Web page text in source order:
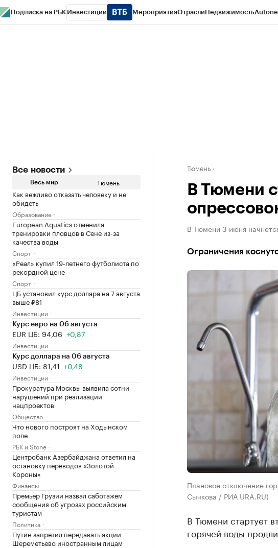
Подписка на РБК Инвестиции МероприятияОтраслиНедвижимость
Все новости
Весь мир Тюмень
Как вежливо отказать человеку и не
обидеть
Образование
European Aquatics отменила
тренировки пловцов в Сене из-за
качества воды
Спорт
«Реал» купил 19-летнего футболиста по
рекордной цене
Спорт
ЦБ установил курс доллара на 7 августа
выше ₽81
Инвестиции
Курс евро на 06 августа
EUR ЦБ: 94,06 +0,87
Инвестиции
Курс доллара на 06 августа
USD ЦБ: 81,41 +0,48
Инвестиции
Прокуратура Москвы выявила сотни
нарушений при реализации
нацпроектов
Общество
Что нового построят на Ходынском
поле
РБК и Stone
Центробанк Азербайджана ответил на
остановку переводов «Золотой
Короны»
Финансы
Премьер Грузии назвал саботажем
сообщения об угрозах российским
туристам
Политика
Путин запретил передавать акции
Шереметьево иностранным лицам
Тюмень
В Тюмени
В Тюмени 3 июня
Ограничения
Плановое отключение
Сычкова / РИА URA.RU)
В Тюмени стартует
горячей воды